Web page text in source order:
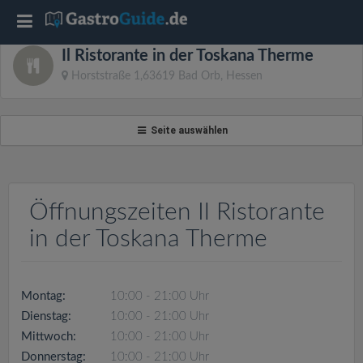
Il Ristorante in der Toskana Therme
Horststraße 1,63619 Bad Orb, Hessen
Seite auswählen
Öffnungszeiten Il Ristorante
in der Toskana Therme
Montag:
10:00 - 21:00 Uhr
Dienstag:
10:00 - 21:00 Uhr
Mittwoch:
10:00 - 21:00 Uhr
Donnerstag:
10:00 - 21:00 Uhr
T
o
e
a